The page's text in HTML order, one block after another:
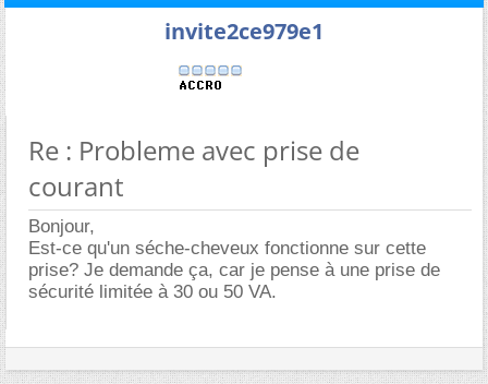
invite2ce979e1
Re : Probleme avec prise de
courant
Bonjour,
Est-ce qu'un séche-cheveux fonctionne sur cette
prise? Je demande ça, car je pense à une prise de
sécurité limitée à 30 ou 50 VA.